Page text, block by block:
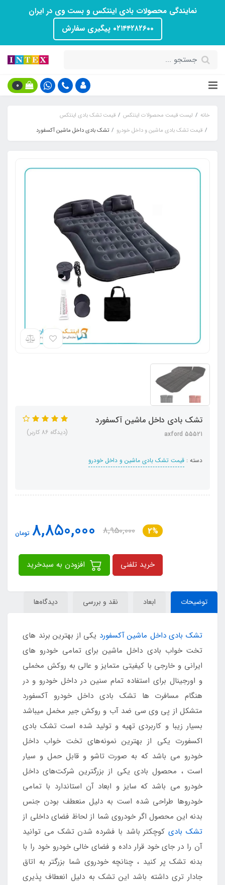
نمایندگی محصولات بادی اینتکس و بست وی در ایران
۰۲۱۴۴۲۸۲۶۰۰ پیگیری سفارش
0
خانه لیست قیمت محصولات اینتکس
قیمت تشک بادی اینتکس
قیمت تشک بادی ماشین و داخل خودرو
تشک بادی داخل ماشین آکسفورد
تشک بادی داخل ماشین آکسفورد
axford 55521
دسته : قیمت تشک بادی ماشین و داخل خودرو
(دیدگاه 86 کاربر)
2%
8,950,000
8,850,000 تومان
خرید تلفنی
توضیحات ابعاد نقد و بررسی دیدگاه‌ها
تشک بادی داخل ماشین آکسفورد یکی از بهترین برند های
تخت خواب بادی داخل ماشین برای تمامی خودرو های
ایرانی و خارجی با کیفیتی متمایز و عالی به روکش مخملی
و اورجینال برای استفاده تمام سنین در داخل خودرو و در
هنگام مسافرت ها تشک بادی داخل خودرو آکسفورد
متشکل از پی وی سی ضد آب و روکش جیر مخمل میباشد
بسیار زیبا و کاربردی تهیه و تولید شده است تشک بادی
اکسفورت یکی از بهترین نمونه‌های تخت خواب داخل
خودرو می باشد که به صورت تاشو و قابل حمل و سیار
است ، محصول بادی یکی از بزرگترین شرکت‌های داخل
خودرو می باشد که سایز و ابعاد آن استاندارد با تمامی
خودروها طراحی شده است به دلیل منعطف بودن جنس
بدنه این محصول اگر خودروی شما از لحاظ فضای داخلی از
تشک‌ بادیکوچکتر باشد با فشرده شدن تشک می توانید
آن را در جای خود قرار داده و فضای خالی خودرو خود را با
بدنه تشک پر کنید ، چنانچه خودروی شما بزرگتر به اتاق
جادار تری داشته باشد این تشک به دلیل انعطاف پذیری